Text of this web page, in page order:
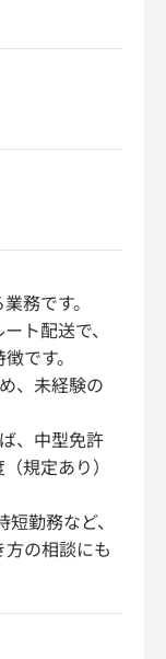
務です。
ト配送で、
です。
、未経験の
、中型免許
規定あり）
勤務など、
の相談にも